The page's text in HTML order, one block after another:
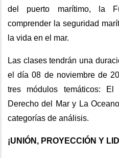
del puerto marítimo, la
comprender la seguridad
la vida en el mar.
Las clases tendrán una
el día 08 de noviembre de
tres módulos temáticos:
Derecho del Mar y La
categorías de análisis.
¡UNIÓN, PROYECCIÓN Y